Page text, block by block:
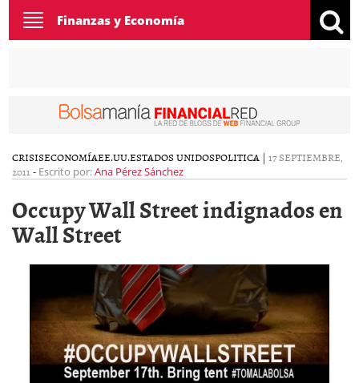
Toggle
navigation
Finanzas y Economía
CRISISECONOMÍAEE.UU.ESTADOS UNIDOSPOLITICA | 17 SEPTIEMBRE,
2011 - Escrito por:Ana Pérez Sánchez
Occupy Wall Street indignados en
Wall Street